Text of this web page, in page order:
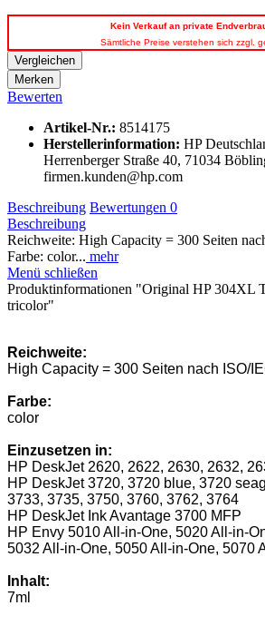
Kein Verkauf an private
Sämtliche Preise verstehen sich zzgl.
Vergleichen
Merken
Bewerten
Artikel-Nr.: 8514175
Herstellerinformation: HP
Herrenberger Straße 40, 71034
firmen.kunden@hp.com
Beschreibung Bewertungen 0
Beschreibung
Reichweite: High Capacity = 300 Seiten
Farbe: color... mehr
Menü schließen
Produktinformationen "Original HP 304XL
tricolor"
Reichweite:
High Capacity = 300 Seiten nach ISO/
Farbe:
color
Einzusetzen in:
HP DeskJet 2620, 2622, 2630, 2632,
HP DeskJet 3720, 3720 blue, 3720
3733, 3735, 3750, 3760, 3762, 3764
HP DeskJet Ink Avantage 3700 MFP
HP Envy 5010 All-in-One, 5020 All-in-
5032 All-in-One, 5050 All-in-One, 5070
Inhalt:
7ml